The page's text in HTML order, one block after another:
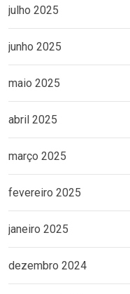
julho 2025
junho 2025
maio 2025
abril 2025
março 2025
fevereiro 2025
janeiro 2025
dezembro 2024